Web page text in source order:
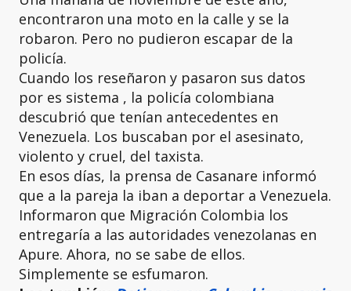
encontraron una moto en la calle y se la
robaron. Pero no pudieron escapar de la
policía.
Cuando los reseñaron y pasaron sus datos
por es sistema , la policía colombiana
descubrió que tenían antecedentes en
Venezuela. Los buscaban por el asesinato,
violento y cruel, del taxista.
En esos días, la prensa de Casanare informó
que a la pareja la iban a deportar a Venezuela.
Informaron que Migración Colombia los
entregaría a las autoridades venezolanas en
Apure. Ahora, no se sabe de ellos.
Simplemente se esfumaron.